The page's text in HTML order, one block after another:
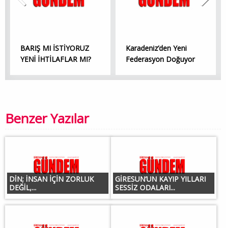
BARIŞ MI İSTİYORUZ
YENİ İHTİLAFLAR MI?
Karadeniz’den Yeni
Federasyon Doğuyor
Benzer Yazılar
DİN; İNSAN İÇİN ZORLUK
DEĞİL,...
GİRESUN’UN KAYIP YILLARI
SESSİZ ODALARI...